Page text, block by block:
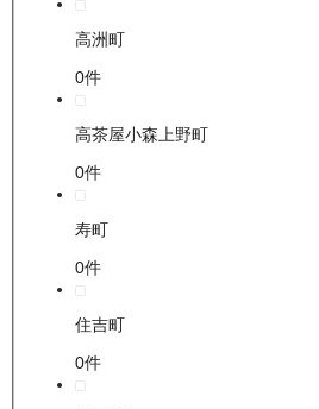
高洲町
0件
高茶屋小森上野町
0件
寿町
0件
住吉町
0件